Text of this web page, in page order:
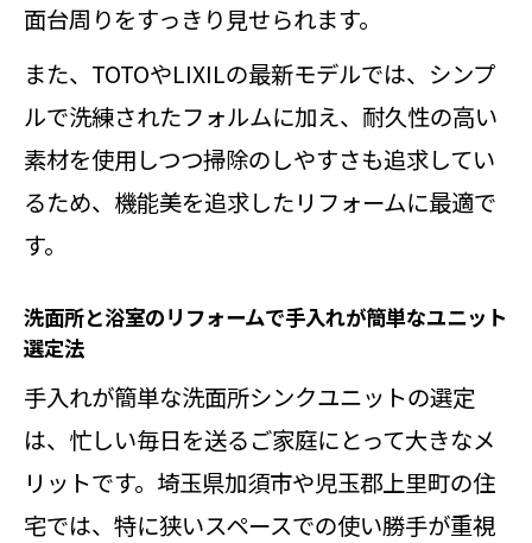
面台周りをすっきり見せられます。
また、TOTOやLIXILの最新モデルでは、シンプ
ルで洗練されたフォルムに加え、耐久性の高い
素材を使用しつつ掃除のしやすさも追求してい
るため、機能美を追求したリフォームに最適で
す。
洗面所と浴室のリフォームで手入れが簡単なユニット
選定法
手入れが簡単な洗面所シンクユニットの選定
は、忙しい毎日を送るご家庭にとって大きなメ
リットです。埼玉県加須市や児玉郡上里町の住
宅では、特に狭いスペースでの使い勝手が重視